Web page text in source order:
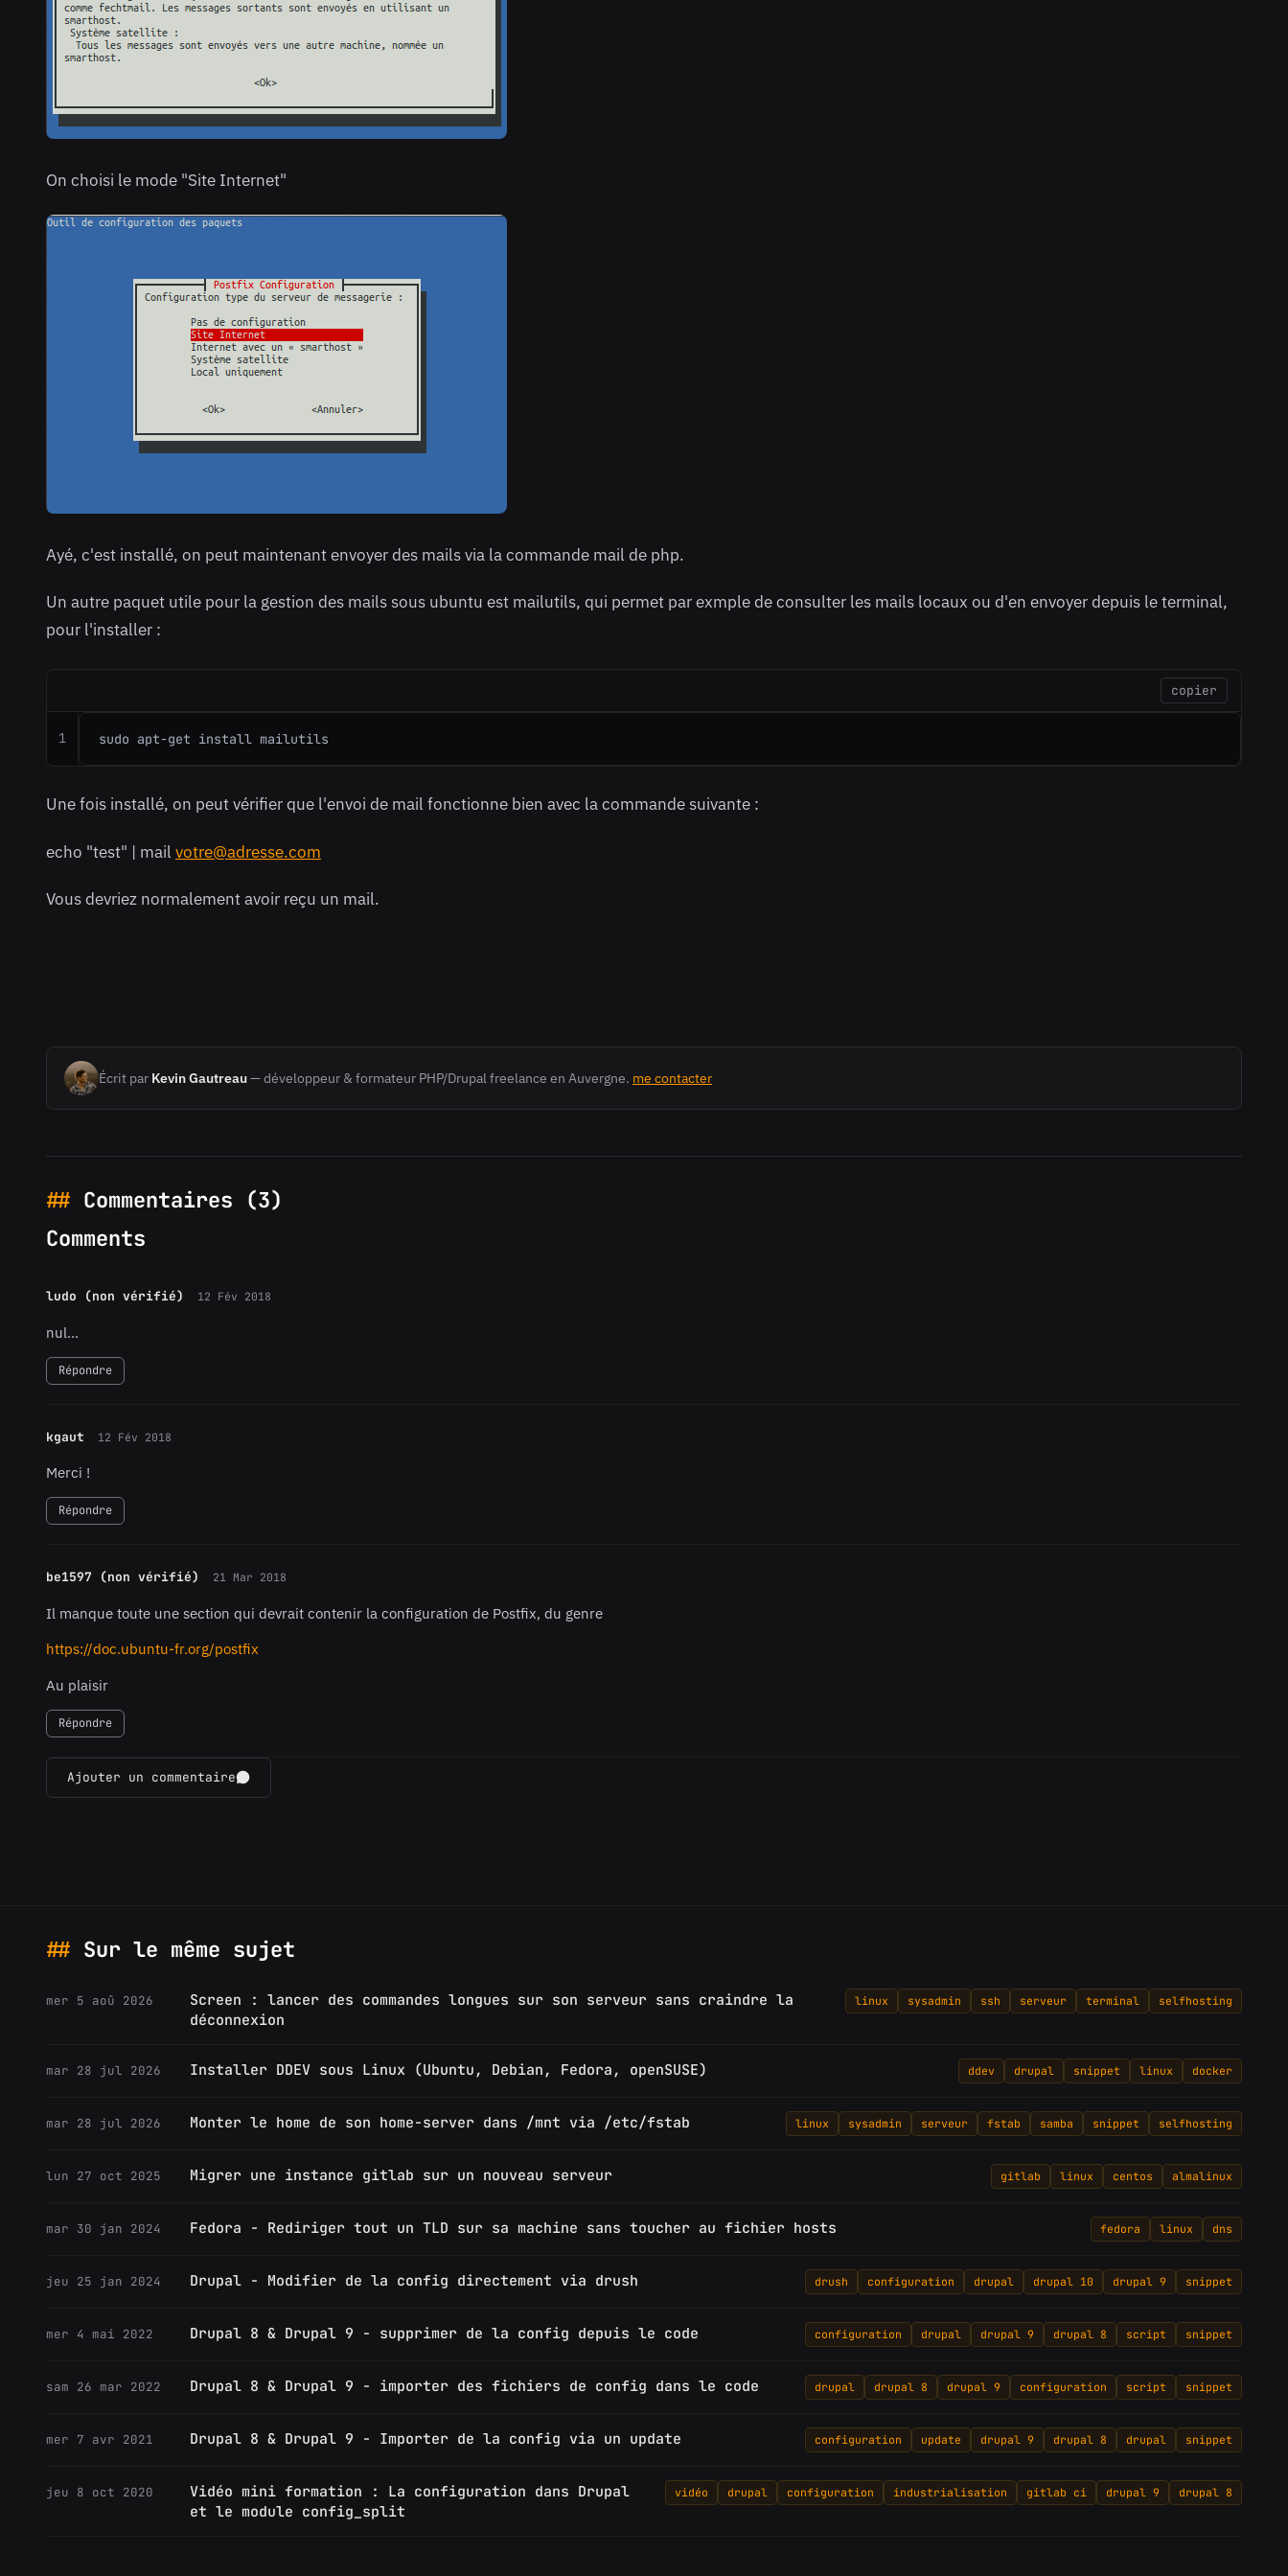
On choisi le mode "Site Internet"
Ayé, c'est installé, on peut maintenant envoyer des mails via la commande mail de php.
Un autre paquet utile pour la gestion des mails sous ubuntu est mailutils, qui permet par exmple de consulter les mails locaux ou d'en envoyer depuis le terminal,
pour l'installer :
copier
1 sudo apt-get install mailutils
Une fois installé, on peut vérifier que l'envoi de mail fonctionne bien avec la commande suivante :
echo "test" | mail votre@adresse.com
Vous devriez normalement avoir reçu un mail.
Écrit par Kevin Gautreau— développeur & formateur PHP/Drupal freelance en Auvergne. me contacter
Commentaires (3)
Comments
ludo (non vérifié) 12 Fév 2018
nul...
Répondre
kgaut 12 Fév 2018
Merci !
Répondre
be1597 (non vérifié) 21 Mar 2018
Il manque toute une section qui devrait contenir la configuration de Postfix, du genre
https://doc.ubuntu-fr.org/postfix
Au plaisir
Répondre
Ajouter un commentaire
Sur le même sujet
mer 5 aoû 2026
Screen : lancer des commandes longues sur son serveur sans craindre la
déconnexion
linux sysadmin ssh serveur terminal selfhosting
mar 28 jul 2026 Installer DDEV sous Linux (Ubuntu, Debian, Fedora, openSUSE) ddev drupal snippet linux docker
mar 28 jul 2026 Monter le home de son home-server dans /mnt via /etc/fstab linux sysadmin serveur fstab samba snippet selfhosting
lun 27 oct 2025 Migrer une instance gitlab sur un nouveau serveur gitlab linux centos almalinux
mar 30 jan 2024 Fedora - Rediriger tout un TLD sur sa machine sans toucher au fichier hosts fedora linux dns
jeu 25 jan 2024 Drupal - Modifier de la config directement via drush drush configuration drupal drupal 10 drupal 9 snippet
mer 4 mai 2022 Drupal 8 & Drupal 9 - supprimer de la config depuis le code configuration drupal drupal 9 drupal 8 script snippet
sam 26 mar 2022 Drupal 8 & Drupal 9 - importer des fichiers de config dans le code drupal drupal 8 drupal 9 configuration script snippet
mer 7 avr 2021 Drupal 8 & Drupal 9 - Importer de la config via un update configuration update drupal 9 drupal 8 drupal snippet
jeu 8 oct 2020
Vidéo mini formation : La configuration dans Drupal
et le module config_split
vidéo drupal configuration industrialisation gitlab ci drupal 9 drupal 8